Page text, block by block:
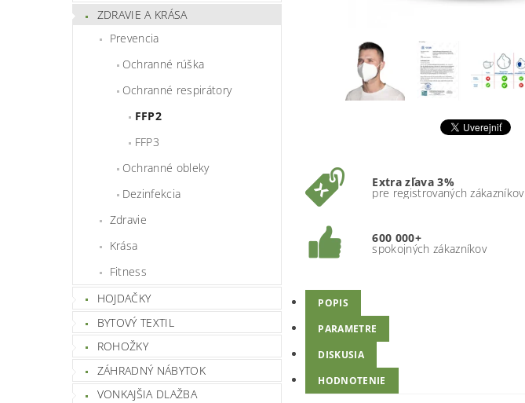
ZDRAVIE A KRÁSA
Prevencia
Ochranné rúška
Ochranné respirátory
FFP2
FFP3
Ochranné obleky
Dezinfekcia
Zdravie
Krása
Fitness
HOJDAČKY
BYTOVÝ TEXTIL
ROHOŽKY
ZÁHRADNÝ NÁBYTOK
VONKAJŠIA DLAŽBA
Extra zľava 3%
pre registrovaných zákazníkov
600 000+
spokojných zákazníkov
POPIS
PARAMETRE
DISKUSIA
HODNOTENIE